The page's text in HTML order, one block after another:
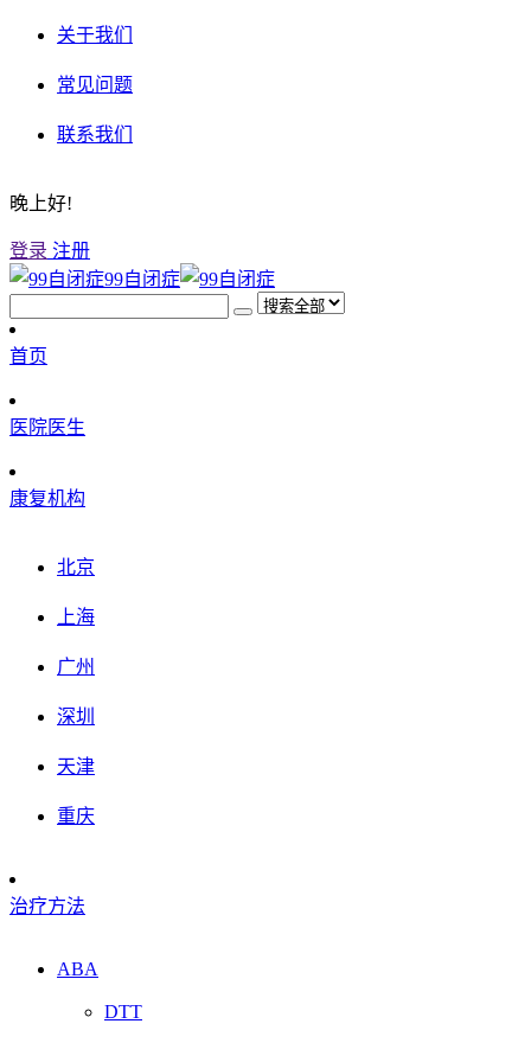
关于我们
常见问题
联系我们
晚上好!
登录 注册
99自闭症
首页
医院医生
康复机构
北京
上海
广州
深圳
天津
重庆
治疗方法
ABA
DTT